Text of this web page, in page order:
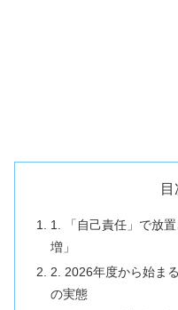
目
1. 「自己責任」で放
増」
2. 2026年度から始ま
の実態